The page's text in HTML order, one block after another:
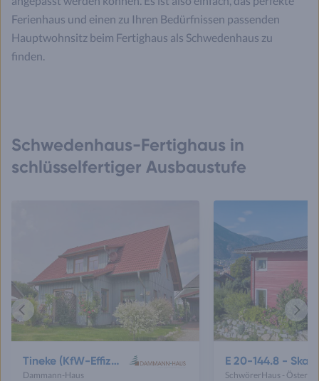
Ferienhaus und einen zu Ihren Bedürfnissen passenden
Hauptwohnsitz beim Fertighaus als Schwedenhaus zu
finden.
Schwedenhaus-Fertighaus in
schlüsselfertiger Ausbaustufe
Tineke (KfW-Effizienzhaus 40 EE)
Dammann-Haus
Vorheriges
Haus